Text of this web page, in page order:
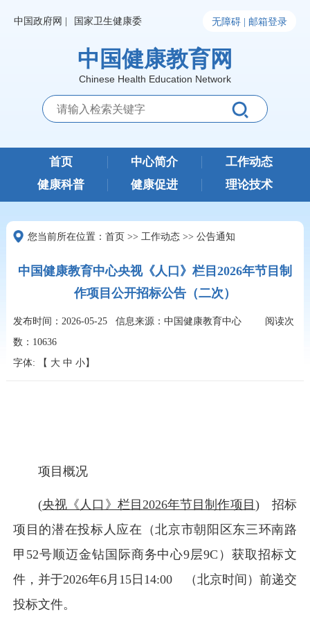
中国政府网 | 国家卫生健康委 无障碍 | 邮箱登录
中国健康教育网
Chinese Health Education Network
首页 中心简介
工作动态
健康科普
健康促进 理论技术
您当前所在位置： 首页 >> 工作动态>> 公告通知
中国健康教育中心央视《人口》栏目2026年节目制
作项目公开招标公告（二次）
发布时间：2026-05-25 信息来源：中国健康教育中心
阅读次
数： 10636
字体: 【 大 中 小】
项目概况
(央视《人口》栏目2026年节目制作项目 ) 招标
项目的潜在投标人应在（北京市朝阳区东三环南路
甲52号顺迈金钻国际商务中心9层9C）获取招标文
件，并于2026年6月15日14:00 （北京时间）前递交
投标文件。